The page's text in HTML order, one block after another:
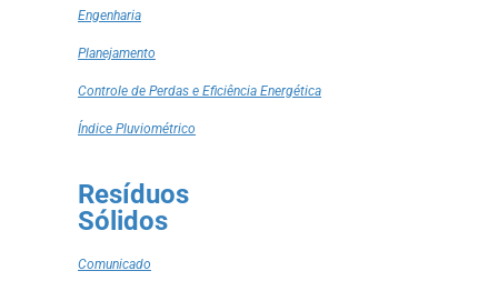
Engenharia
Planejamento
Controle de Perdas e Eficiência Energética
Índice Pluviométrico
Resíduos
Sólidos
Comunicado